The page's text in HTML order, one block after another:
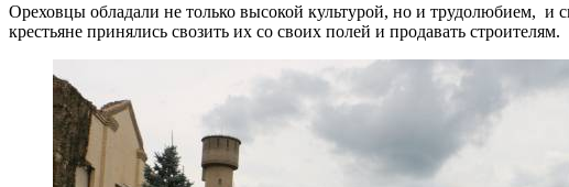
Ореховцы обладали не только высокой культурой, но и трудолюбием, и
крестьяне принялись свозить их со своих полей и продавать строителям.